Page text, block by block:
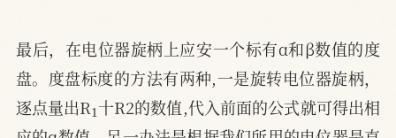
最后，在电位器旋柄上应安一个标有α和β数值的度
盘。度盘标度的方法有两种,一是旋转电位器旋柄，
逐点量出R1十R2的数值,代入前面的公式就可得出相